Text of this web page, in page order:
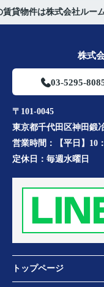
賃貸物件は株式会社ルー
株式
03-5295-
〒101-0045
東京都千代田区神田鍛
営業時間：
【平日】10
定休日： 毎週水曜日
トップページ